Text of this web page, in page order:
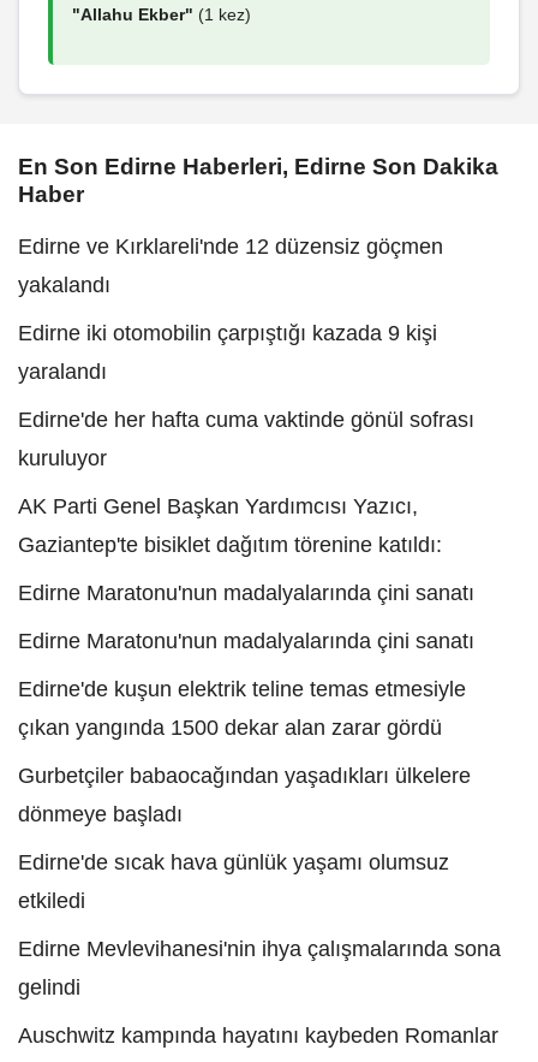
"Allahu Ekber" (1 kez)
En Son Edirne Haberleri, Edirne Son Dakika
Haber
Edirne ve Kırklareli'nde 12 düzensiz göçmen
yakalandı
Edirne iki otomobilin çarpıştığı kazada 9 kişi
yaralandı
Edirne'de her hafta cuma vaktinde gönül sofrası
kuruluyor
AK Parti Genel Başkan Yardımcısı Yazıcı,
Gaziantep'te bisiklet dağıtım törenine katıldı:
Edirne Maratonu'nun madalyalarında çini sanatı
Edirne Maratonu'nun madalyalarında çini sanatı
Edirne'de kuşun elektrik teline temas etmesiyle
çıkan yangında 1500 dekar alan zarar gördü
Gurbetçiler babaocağından yaşadıkları ülkelere
dönmeye başladı
Edirne'de sıcak hava günlük yaşamı olumsuz
etkiledi
Edirne Mevlevihanesi'nin ihya çalışmalarında sona
gelindi
Auschwitz kampında hayatını kaybeden Romanlar